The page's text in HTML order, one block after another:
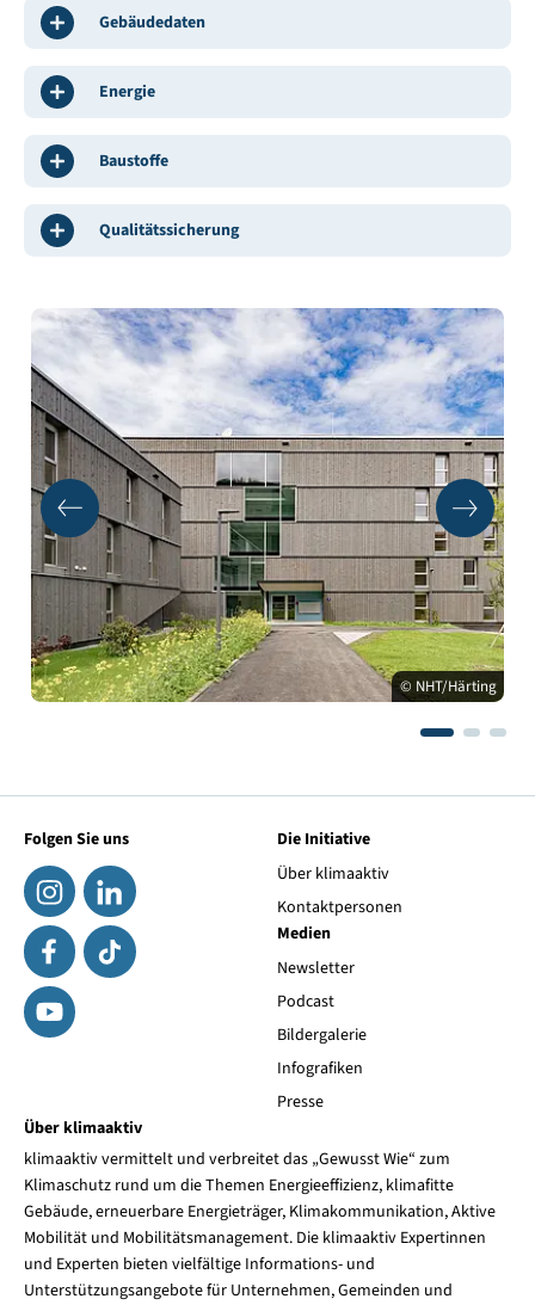
Gebäudedaten
Energie
Baustoffe
Qualitätssicherung
© NHT/Härting
Folgen Sie uns
Die Initiative
Über klimaaktiv
Kontaktpersonen
Medien
Newsletter
Podcast
Bildergalerie
Infografiken
Presse
Über klimaaktiv
klimaaktiv vermittelt und verbreitet das „Gewusst Wie“ zum
Klimaschutz rund um die Themen Energieeffizienz, klimafitte
Gebäude, erneuerbare Energieträger, Klimakommunikation, Aktive
Mobilität und Mobilitätsmanagement. Die klimaaktiv Expertinnen
und Experten bieten vielfältige Informations- und
Unterstützungsangebote für Unternehmen, Gemeinden und